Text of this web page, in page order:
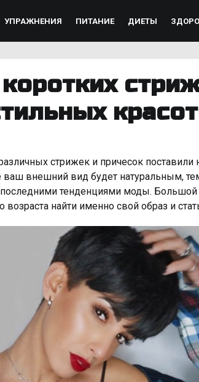
УПРАЖНЕНИЯ ПИТАНИЕ ДИЕТЫ
стрижек и причесок поставили
ваш внешний вид будет натуральным,
последними тенденциями моды.
найти именно свой образ и